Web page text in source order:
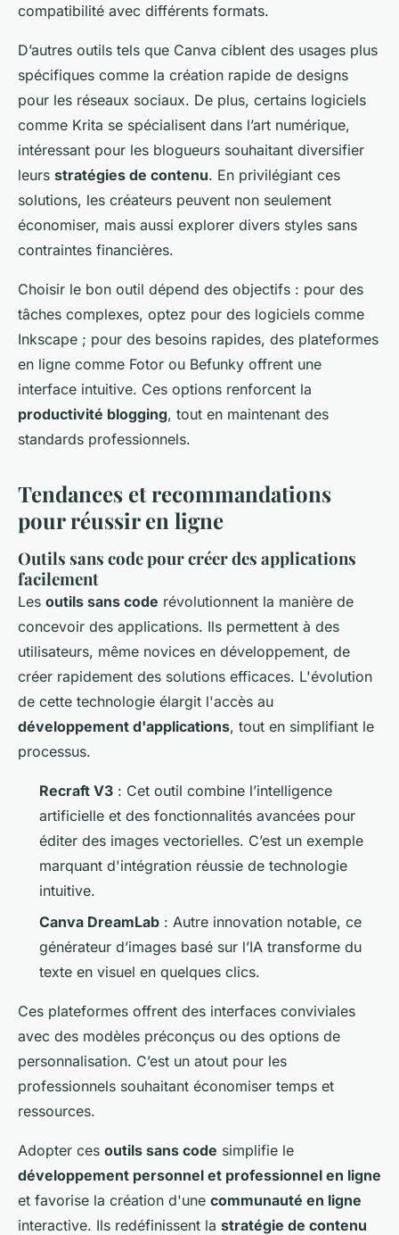
compatibilité avec différents formats.
D’autres outils tels que Canva ciblent des usages plus
spécifiques comme la création rapide de designs
pour les réseaux sociaux. De plus, certains logiciels
comme Krita se spécialisent dans l’art numérique,
intéressant pour les blogueurs souhaitant diversifier
leurs stratégies de contenu. En privilégiant ces
solutions, les créateurs peuvent non seulement
économiser, mais aussi explorer divers styles sans
contraintes financières.
Choisir le bon outil dépend des objectifs : pour des
tâches complexes, optez pour des logiciels comme
Inkscape ; pour des besoins rapides, des plateformes
en ligne comme Fotor ou Befunky offrent une
interface intuitive. Ces options renforcent la
productivité blogging, tout en maintenant des
standards professionnels.
Tendances et recommandations
pour réussir en ligne
Outils sans code pour créer des applications
facilement
Les outils sans code révolutionnent la manière de
concevoir des applications. Ils permettent à des
utilisateurs, même novices en développement, de
créer rapidement des solutions efficaces. L'évolution
de cette technologie élargit l'accès au
développement d'applications, tout en simplifiant le
processus.
Recraft V3 : Cet outil combine l’intelligence
artificielle et des fonctionnalités avancées pour
éditer des images vectorielles. C’est un exemple
marquant d'intégration réussie de technologie
intuitive.
Canva DreamLab : Autre innovation notable, ce
générateur d’images basé sur l’IA transforme du
texte en visuel en quelques clics.
Ces plateformes offrent des interfaces conviviales
avec des modèles préconçus ou des options de
personnalisation. C’est un atout pour les
professionnels souhaitant économiser temps et
ressources.
Adopter ces outils sans code simplifie le
développement personnel et professionnel en ligne
et favorise la création d'une communauté en ligne
interactive. Ils redéfinissent la stratégie de contenu